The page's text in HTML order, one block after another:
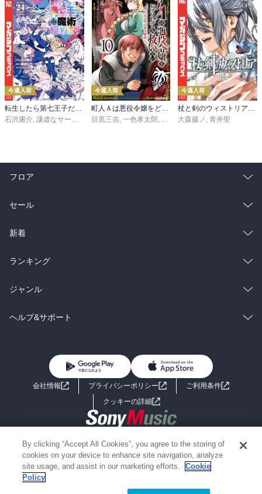
今週入荷
石沢庸介 謙虚なサークル メル。
今週入荷
目黒三吉 一色孝太郎 Parum
今週入荷
大森藤ノ 青井聖
フロア
総合
ラノベ
雑誌・グラビア
BL・TL
セール
総合
ラノベ
雑誌・グラビア
BL・TL
新着
総合
ラノベ
雑誌・グラビア
ランキング
総合
ラノベ
ジャンル
コミック
ライトノベル 男子向けラノベ
小説
海外小説
ミステリー SF
歴史・時代小説
ヘルプ&サポート
よくあるご質問 お問い合わせ
会社情報 プライバシーポリシー
ご利用条件
クッキーの詳細
Copyright 2017 - 2026 Sony Music Entertainment(Japan) Inc.
Information on the site is for the Japan domestic market only
powered by
By clicking “Accept All Cookies”, you agree to the storing of
cookies on your device to enhance site navigation, analyze
site usage, and assist in our marketing efforts.
Cookie
Policy